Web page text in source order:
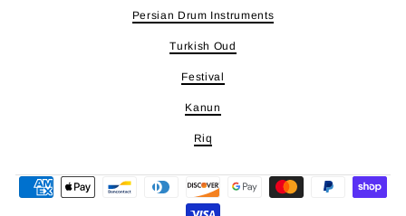
Persian Drum Instruments
Turkish Oud
Festival
Kanun
Riq